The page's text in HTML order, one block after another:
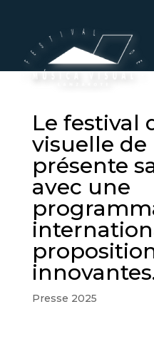
Le festival
visuelle de
présente
avec une
Presse 2025